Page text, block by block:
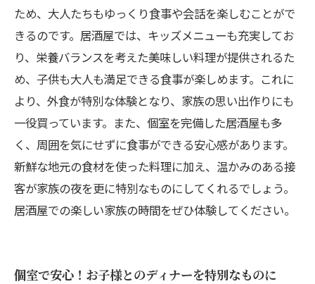
ため、大人たちもゆっくり食事や会話を楽しむことがで
きるのです。居酒屋では、キッズメニューも充実してお
り、栄養バランスを考えた美味しい料理が提供されるた
め、子供も大人も満足できる食事が楽しめます。これに
より、外食が特別な体験となり、家族の思い出作りにも
一役買っています。また、個室を完備した居酒屋も多
く、周囲を気にせずに食事ができる安心感があります。
新鮮な地元の食材を使った料理に加え、温かみのある接
客が家族の夜を更に特別なものにしてくれるでしょう。
居酒屋での楽しい家族の時間をぜひ体験してください。
個室で安心！お子様とのディナーを特別なものに